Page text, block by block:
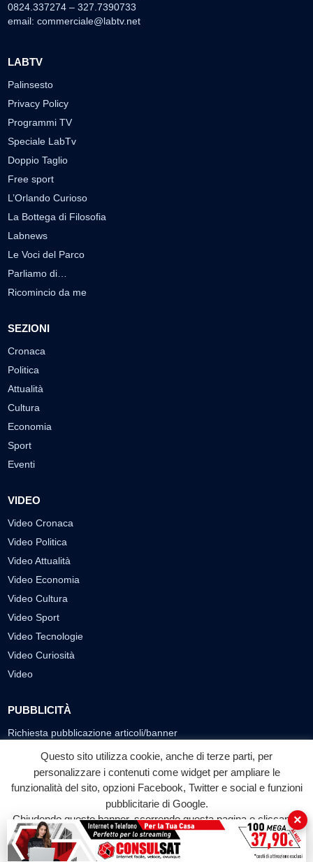
0824.337274 – 327.7390733
email: commerciale@labtv.net
LABTV
Palinsesto
Privacy Policy
Programmi TV
Speciale LabTv
Doppio Taglio
Free sport
L’Orlando Curioso
La Bottega di Filosofia
Labnews
Le Voci del Parco
Parliamo di…
Ricomincio da me
SEZIONI
Cronaca
Politica
Attualità
Cultura
Economia
Sport
Eventi
VIDEO
Video Cronaca
Video Politica
Video Attualità
Video Economia
Video Cultura
Video Sport
Video Tecnologie
Video Curiosità
Video
PUBBLICITÀ
Richiesta pubblicazione articoli/banner
SEGUICI SUI SOCIAL
f
Facebook
◎ ▶
YouTube
© 2026 LABTV - Tutti i diritti riservati
Questo sito utilizza cookie, anche di terze parti, per
personalizzare i contenuti come widget per ampliare le
funzionalità del sito, opzioni Facebook, Twitter e social e funzioni
pubblicitarie di Google.
Chiudendo questo banner, scorrendo questa pagina o cliccando
su qualunque suo elemento acconsenti all'uso dei cookie.
Accetta
×